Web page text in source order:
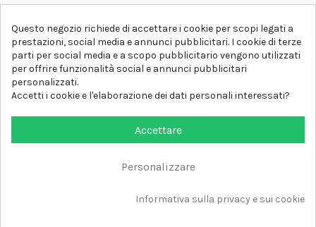
belli da vedere, ma che trasmettano anche un messaggio importante.
Che siate alla ricerca di una t-shirt unica e di tendenza, di una felpa
comoda e accogliente o di un accessorio esclusivo,D-SHIRTha
qualcosa per tutti.
Follow us
Questo negozio richiede di accettare i cookie per scopi legati a
prestazioni, social media e annunci pubblicitari. I cookie di terze
parti per social media e a scopo pubblicitario vengono utilizzati
per offrire funzionalità social e annunci pubblicitari
personalizzati.
Accetti i cookie e l'elaborazione dei dati personali interessati?
Accettare
Personalizzare
Informativa sulla privacy e sui cookie